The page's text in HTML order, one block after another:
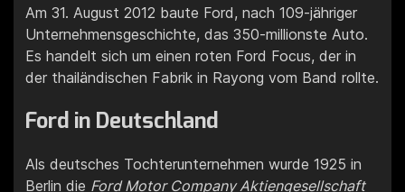
Am 31. August 2012 baute Ford, nach 109-jähriger
Unternehmensgeschichte, das 350-millionste Auto.
Es handelt sich um einen roten Ford Focus, der in
der thailändischen Fabrik in Rayong vom Band rollte.
Ford in Deutschland
Als deutsches Tochterunternehmen wurde 1925 in
Berlin die Ford Motor Company Aktiengesellschaft